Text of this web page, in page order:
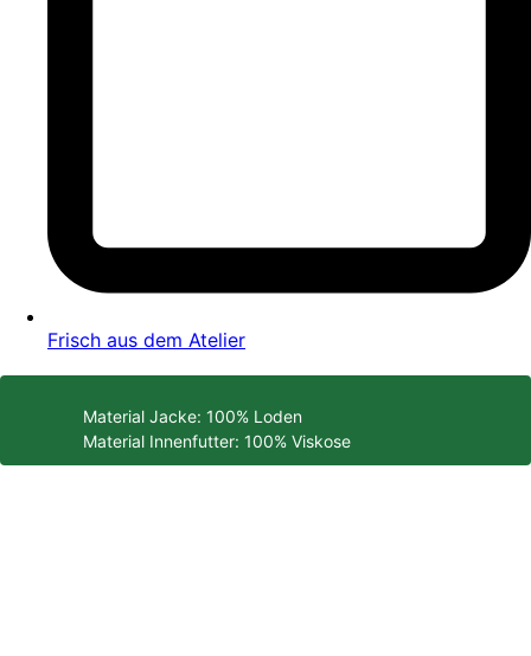
Frisch aus dem Atelier
Material Jacke: 100% Loden
Material Innenfutter: 100% Viskose